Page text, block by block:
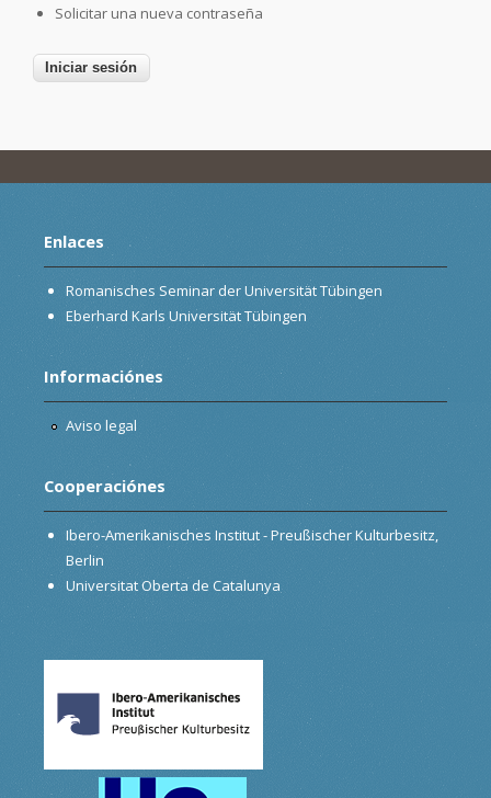
Solicitar una nueva contraseña
Enlaces
Romanisches Seminar der Universität Tübingen
Eberhard Karls Universität Tübingen
Informaciónes
Aviso legal
Cooperaciónes
Ibero-Amerikanisches Institut - Preußischer Kulturbesitz,
Berlin
Universitat Oberta de Catalunya